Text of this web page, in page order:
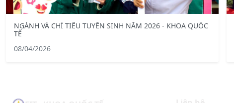
NGÀNH VÀ CHỈ TIÊU TUYỂN SINH NĂM 2026 - KHOA QUỐC
TẾ
08/04/2026